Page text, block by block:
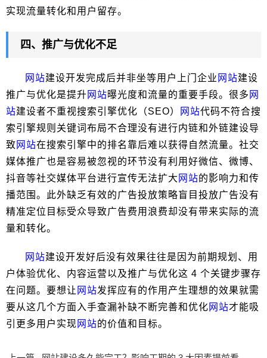
实现流量转化和用户留存。
四、推广与优化不足
网站建设开发完成后并非坐等用户上门企业 网站建设
推广与优化是提升 网站曝光度和流量的重要手段。很多 网
站建设者不重视搜索引擎优化（SEO） 网站代码不符合搜
索引擎规则关键词布局不合理没有进行内链和外链建设导
致 网站在搜索引擎中的排名靠后难以获得自然流量。社交
媒体推广也是容易被忽视的环节没有利用好微信、微博、
抖音等社交媒体平台进行宣传无法扩大 网站的影响力和传
播范围。此外缺乏有效的广告投放策略盲目投放广告没有
精准定位目标受众导致广告费用浪费却没有带来实际的流
量和转化。
网站建设开发好后没有效果往往是因为前期规划、用
户体验优化、内容运营以及推广与优化这 4 个关键步骤存
在问题。要想让 网站发挥应有的作用产生理想的效果就需
要从这几个方面入手查漏补缺不断完善和优化 网站才能吸
引更多用户实现 网站的价值和目标。